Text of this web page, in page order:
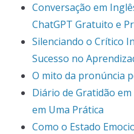
Conversação em
ChatGPT Gratuito e
Silenciando o Crítico
Sucesso no
O mito da pronúncia
Diário de Gratidão
em Uma Prática
Como o Estado